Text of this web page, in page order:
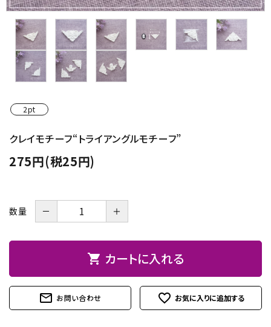
デコレーション材料
道具類
基本材料
ガイドライン
2pt
クレイモチーフ“トライアングルモチーフ”
275円(税25円)
数量 － ＋
shopping_cart カートに入れる
mail_outline お問い合わせ favorite_outline